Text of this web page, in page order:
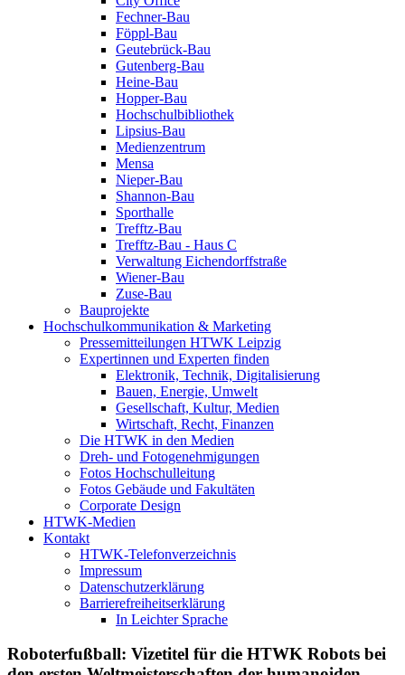
Fechner-Bau
Föppl-Bau
Geutebrück-Bau
Gutenberg-Bau
Heine-Bau
Hopper-Bau
Hochschulbibliothek
Lipsius-Bau
Medienzentrum
Mensa
Nieper-Bau
Shannon-Bau
Sporthalle
Trefftz-Bau
Trefftz-Bau - Haus C
Verwaltung Eichendorffstraße
Wiener-Bau
Zuse-Bau
Bauprojekte
Hochschulkommunikation & Marketing
Pressemitteilungen HTWK Leipzig
Expertinnen und Experten finden
Elektronik, Technik, Digitalisierung
Bauen, Energie, Umwelt
Gesellschaft, Kultur, Medien
Wirtschaft, Recht, Finanzen
Die HTWK in den Medien
Dreh- und Fotogenehmigungen
Fotos Hochschulleitung
Fotos Gebäude und Fakultäten
Corporate Design
HTWK-Medien
Kontakt
HTWK-Telefonverzeichnis
Impressum
Datenschutzerklärung
Barrierefreiheitserklärung
In Leichter Sprache
Roboterfußball: Vizetitel für die HTWK Robots bei